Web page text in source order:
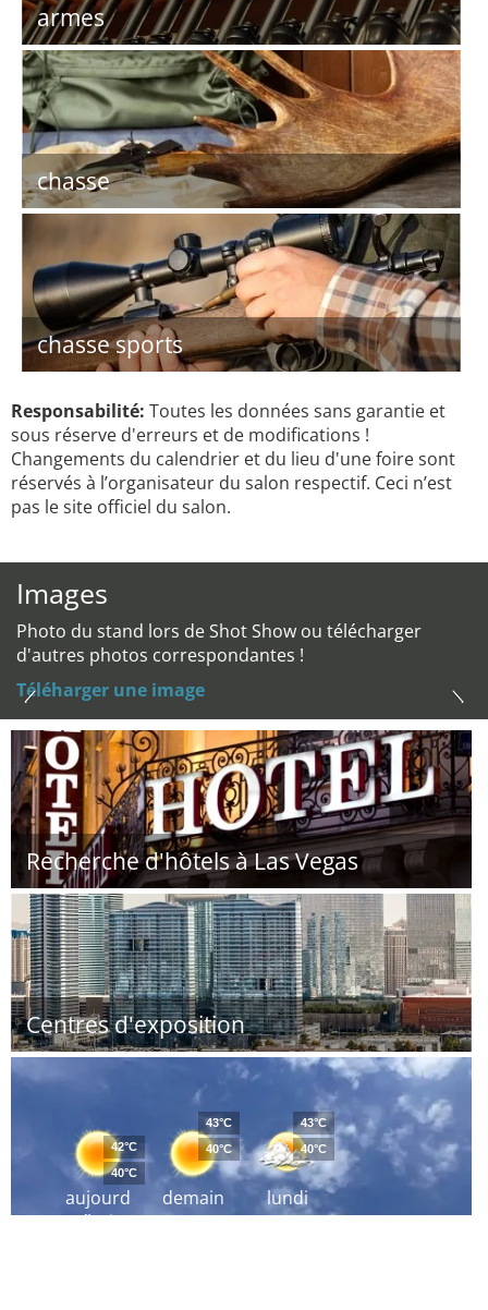
armes
chasse
chasse sports
Responsabilité: Toutes les données sans garantie et
sous réserve d'erreurs et de modifications !
Changements du calendrier et du lieu d'une foire sont
réservés à l’organisateur du salon respectif. Ceci n’est
pas le site officiel du salon.
Images
Photo du stand lors de Shot Show ou télécharger
d'autres photos correspondantes !
Téléharger une image
Recherche d'hôtels à Las Vegas
Centres d'exposition
aujourd
´hui
42°C
40°C
demain
43°C
40°C
lundi
43°C
40°C